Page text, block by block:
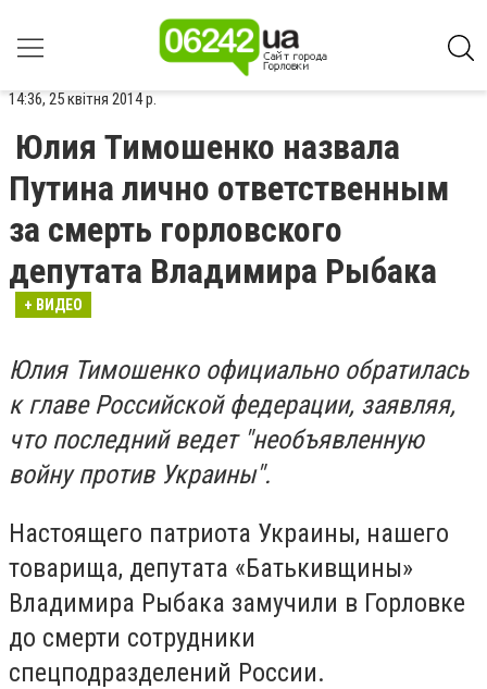
14:36, 25 квітня 2014 р.
Юлия Тимошенко назвала
Путина лично ответственным
за смерть горловского
депутата Владимира Рыбака
+ ВИДЕО
Юлия Тимошенко официально обратилась
к главе Российской федерации, заявляя,
что последний ведет "необъявленную
войну против Украины".
Настоящего патриота Украины, нашего
товарища, депутата «Батькивщины»
Владимира Рыбака замучили в Горловке
до смерти сотрудники
спецподразделений России.